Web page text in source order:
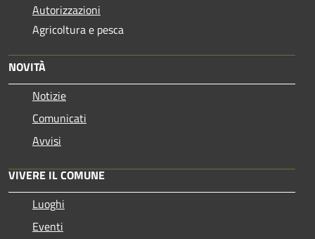
Autorizzazioni
Agricoltura e pesca
NOVITÀ
Notizie
Comunicati
Avvisi
VIVERE IL COMUNE
Luoghi
Eventi